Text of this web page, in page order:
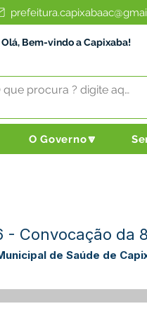
Olá, Bem-vindo a Capixaba!
O Governo🔽
- Convocação da
de Saúde de